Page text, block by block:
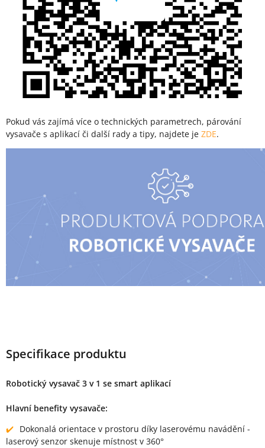
Pokud vás zajímá více o technických parametrech, párování
vysavače s aplikací či další rady a tipy, najdete je ZDE.
Specifikace produktu
Robotický vysavač 3 v 1 se smart aplikací
Hlavní benefity vysavače:
Dokonalá orientace v prostoru díky laserovému navádění -
laserový senzor skenuje místnost v 360°